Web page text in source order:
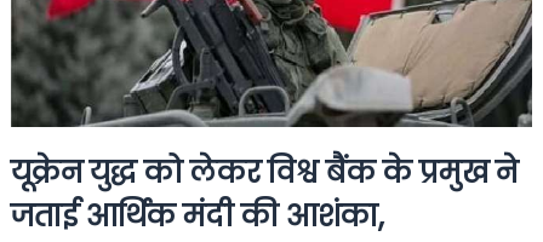
यूक्रेन युद्ध को लेकर विश्व बैंक के प्रमुख ने
जताई आर्थिक मंदी की आशंका,